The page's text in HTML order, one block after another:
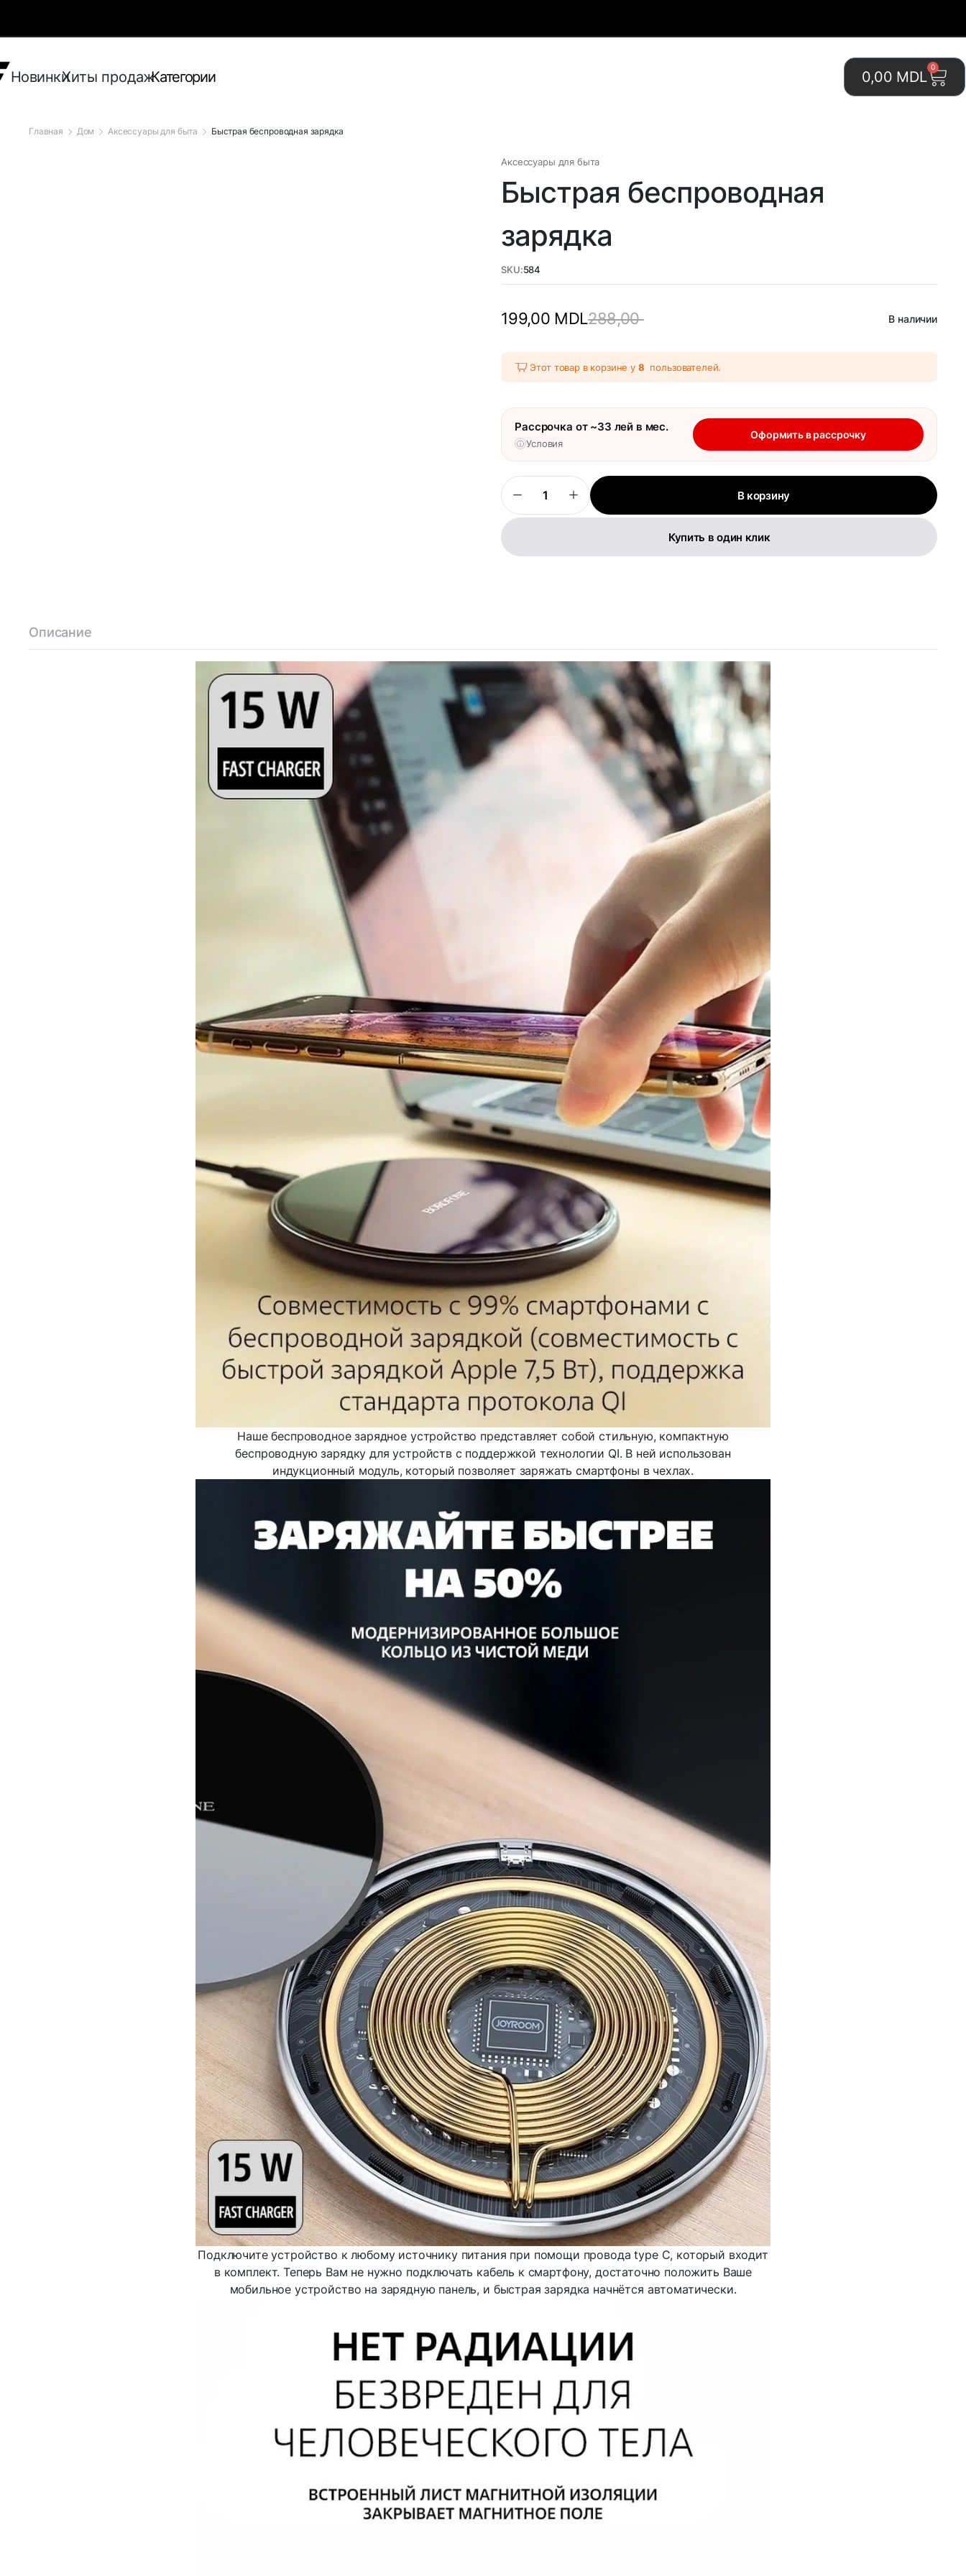
НовинкиХиты продажКатегории 0,00 MDL
0
Главная Дом Аксессуары для быта Быстрая беспроводная зарядка
Аксессуары для быта
Быстрая беспроводная
зарядка
SKU:584
288,00
199,00 MDL В наличии
Этот товар в корзине у 8 пользователей.
Рассрочка от ~33 лей в мес.
ⓘ Условия
Оформить в рассрочку
В корзину
Купить в один клик
Описание
Наше беспроводное зарядное устройство представляет собой стильную, компактную
беспроводную зарядку для устройств с поддержкой технологии QI. В ней использован
индукционный модуль, который позволяет заряжать смартфоны в чехлах.
Подключите устройство к любому источнику питания при помощи провода type C, который входит
в комплект. Теперь Вам не нужно подключать кабель к смартфону, достаточно положить Ваше
мобильное устройство на зарядную панель, и быстрая зарядка начнётся автоматически.